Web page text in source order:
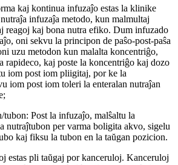
kaj kontinua infuzaĵo estas la klinike
infuzaĵa metodo, kun malmultaj
reagoj kaj bona nutra efiko. Dum infuzado
oni sekvu la principon de paŝo-post-paŝa
uzu metodon kun malalta koncentriĝo,
rapideco, kaj poste la koncentriĝo kaj dozo
iom post iom pliigitaj, por ke la
iom post iom toleri la enteralan nutraĵan
tubon: Post la infuzaĵo, malŝaltu la
nutraĵtubon per varma boligita akvo, sigelu
kaj fiksu la tubon en la taŭgan pozicion.
estas pli taŭgaj por kanceruloj. Kanceruloj